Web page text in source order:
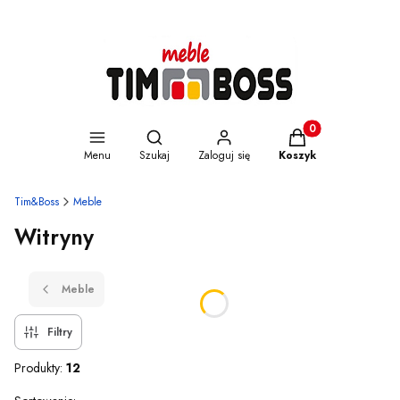
Menu
Otwórz wyszukiwarkę
Szukaj Zaloguj się
Produkty w
Koszyk
Tim&Boss Meble
Witryny
Meble
Filtry
Produkty: 12